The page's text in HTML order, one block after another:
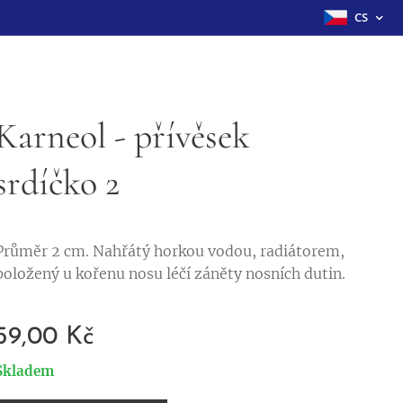
CS
- přívěsek
2
2 cm. Nahřátý horkou vodou, radiátorem,
u kořenu nosu léčí záněty nosních dutin.
Kč